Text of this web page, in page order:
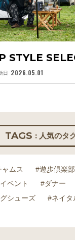
STYLE
日 2026.05.01
TAGS : 人気のタ
ャムス #遊歩倶楽部
ベント
#ダナー
シューズ
#ネイタ